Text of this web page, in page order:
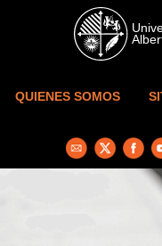
Skip to main content
QUIENES SOMOS